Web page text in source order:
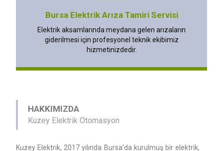
Bursa Elektrik Arıza Tamiri Servisi
Elektrik aksamlarında meydana gelen arızaların
giderilmesi için profesyonel teknik ekibimiz
hizmetinizdedir.
HAKKIMIZDA
Kuzey Elektrik Otomasyon
Kuzey Elektrik, 2017 yılında Bursa’da kurulmuş bir elektrik,